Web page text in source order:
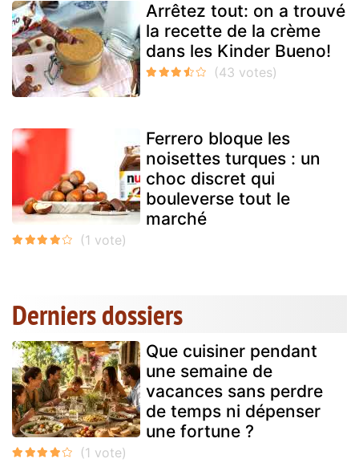
Arrêtez tout: on a trouvé
la recette de la crème
dans les Kinder Bueno!
Ferrero bloque les
noisettes turques : un
choc discret qui
bouleverse tout le
marché
Derniers dossiers
Que cuisiner pendant
une semaine de
vacances sans perdre
de temps ni dépenser
une fortune ?